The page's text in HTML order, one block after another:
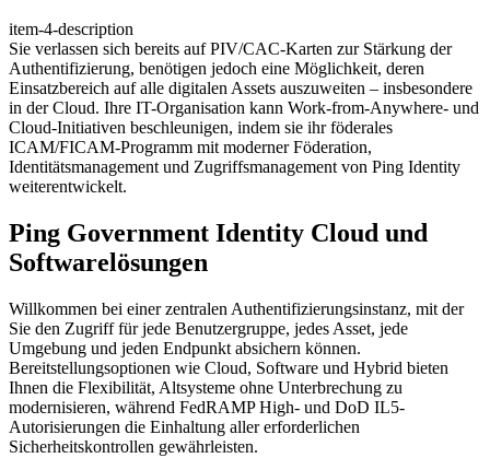
item-4-description
Sie verlassen sich bereits auf PIV/CAC-Karten zur Stärkung der
Authentifizierung, benötigen jedoch eine Möglichkeit, deren
Einsatzbereich auf alle digitalen Assets auszuweiten – insbesondere
in der Cloud. Ihre IT-Organisation kann Work-from-Anywhere- und
Cloud-Initiativen beschleunigen, indem sie ihr föderales
ICAM/FICAM-Programm mit moderner Föderation,
Identitätsmanagement und Zugriffsmanagement von Ping Identity
weiterentwickelt.
Ping Government Identity Cloud und
Softwarelösungen
Willkommen bei einer zentralen Authentifizierungsinstanz, mit der
Sie den Zugriff für jede Benutzergruppe, jedes Asset, jede
Umgebung und jeden Endpunkt absichern können.
Bereitstellungsoptionen wie Cloud, Software und Hybrid bieten
Ihnen die Flexibilität, Altsysteme ohne Unterbrechung zu
modernisieren, während FedRAMP High- und DoD IL5-
Autorisierungen die Einhaltung aller erforderlichen
Sicherheitskontrollen gewährleisten.